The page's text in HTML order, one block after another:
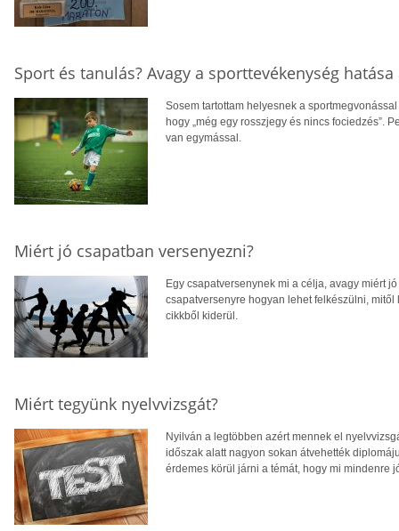
Sport és tanulás? Avagy a sporttevékenység
Sosem tartottam helyesnek a
hogy „még egy rosszjegy és nincs fociedzés”.
van egymással.
Miért jó csapatban versenyezni?
Egy csapatversenynek mi a célja, avagy miért
csapatversenyre hogyan lehet felkészülni,
cikkből kiderül.
Miért tegyünk nyelvvizsgát?
Nyilván a legtöbben azért mennek el
időszak alatt nagyon sokan átvehették
érdemes körül járni a témát, hogy mi mindenre